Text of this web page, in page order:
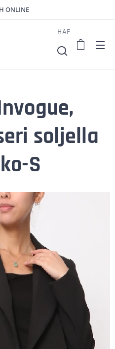
ONLINE
HAE
soljella
S